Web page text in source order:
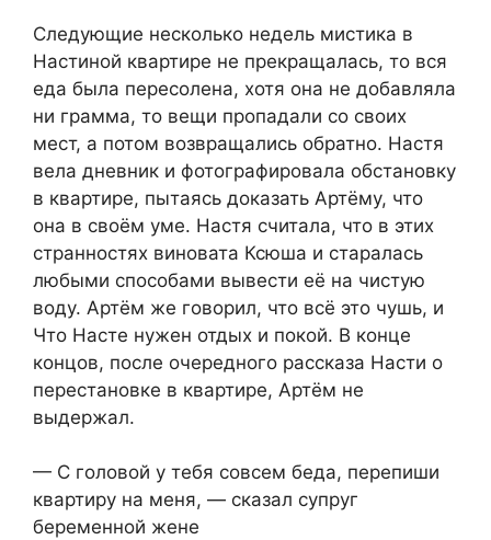
Следующие несколько недель мистика в
Настиной квартире не прекращалась, то вся
еда была пересолена, хотя она не добавляла
ни грамма, то вещи пропадали со своих
мест, а потом возвращались обратно. Настя
вела дневник и фотографировала обстановку
в квартире, пытаясь доказать Артёму, что
она в своём уме. Настя считала, что в этих
странностях виновата Ксюша и старалась
любыми способами вывести её на чистую
воду. Артём же говорил, что всё это чушь, и
Что Насте нужен отдых и покой. В конце
концов, после очередного рассказа Насти о
перестановке в квартире, Артём не
выдержал.
— С головой у тебя совсем беда, перепиши
квартиру на меня, — сказал супруг
беременной жене